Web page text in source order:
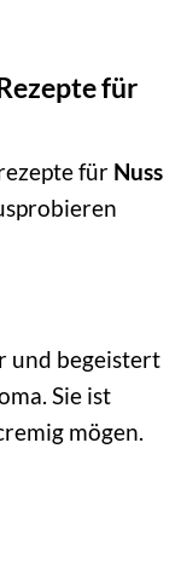
für
für Nuss
und begeistert
Sie ist
mögen.